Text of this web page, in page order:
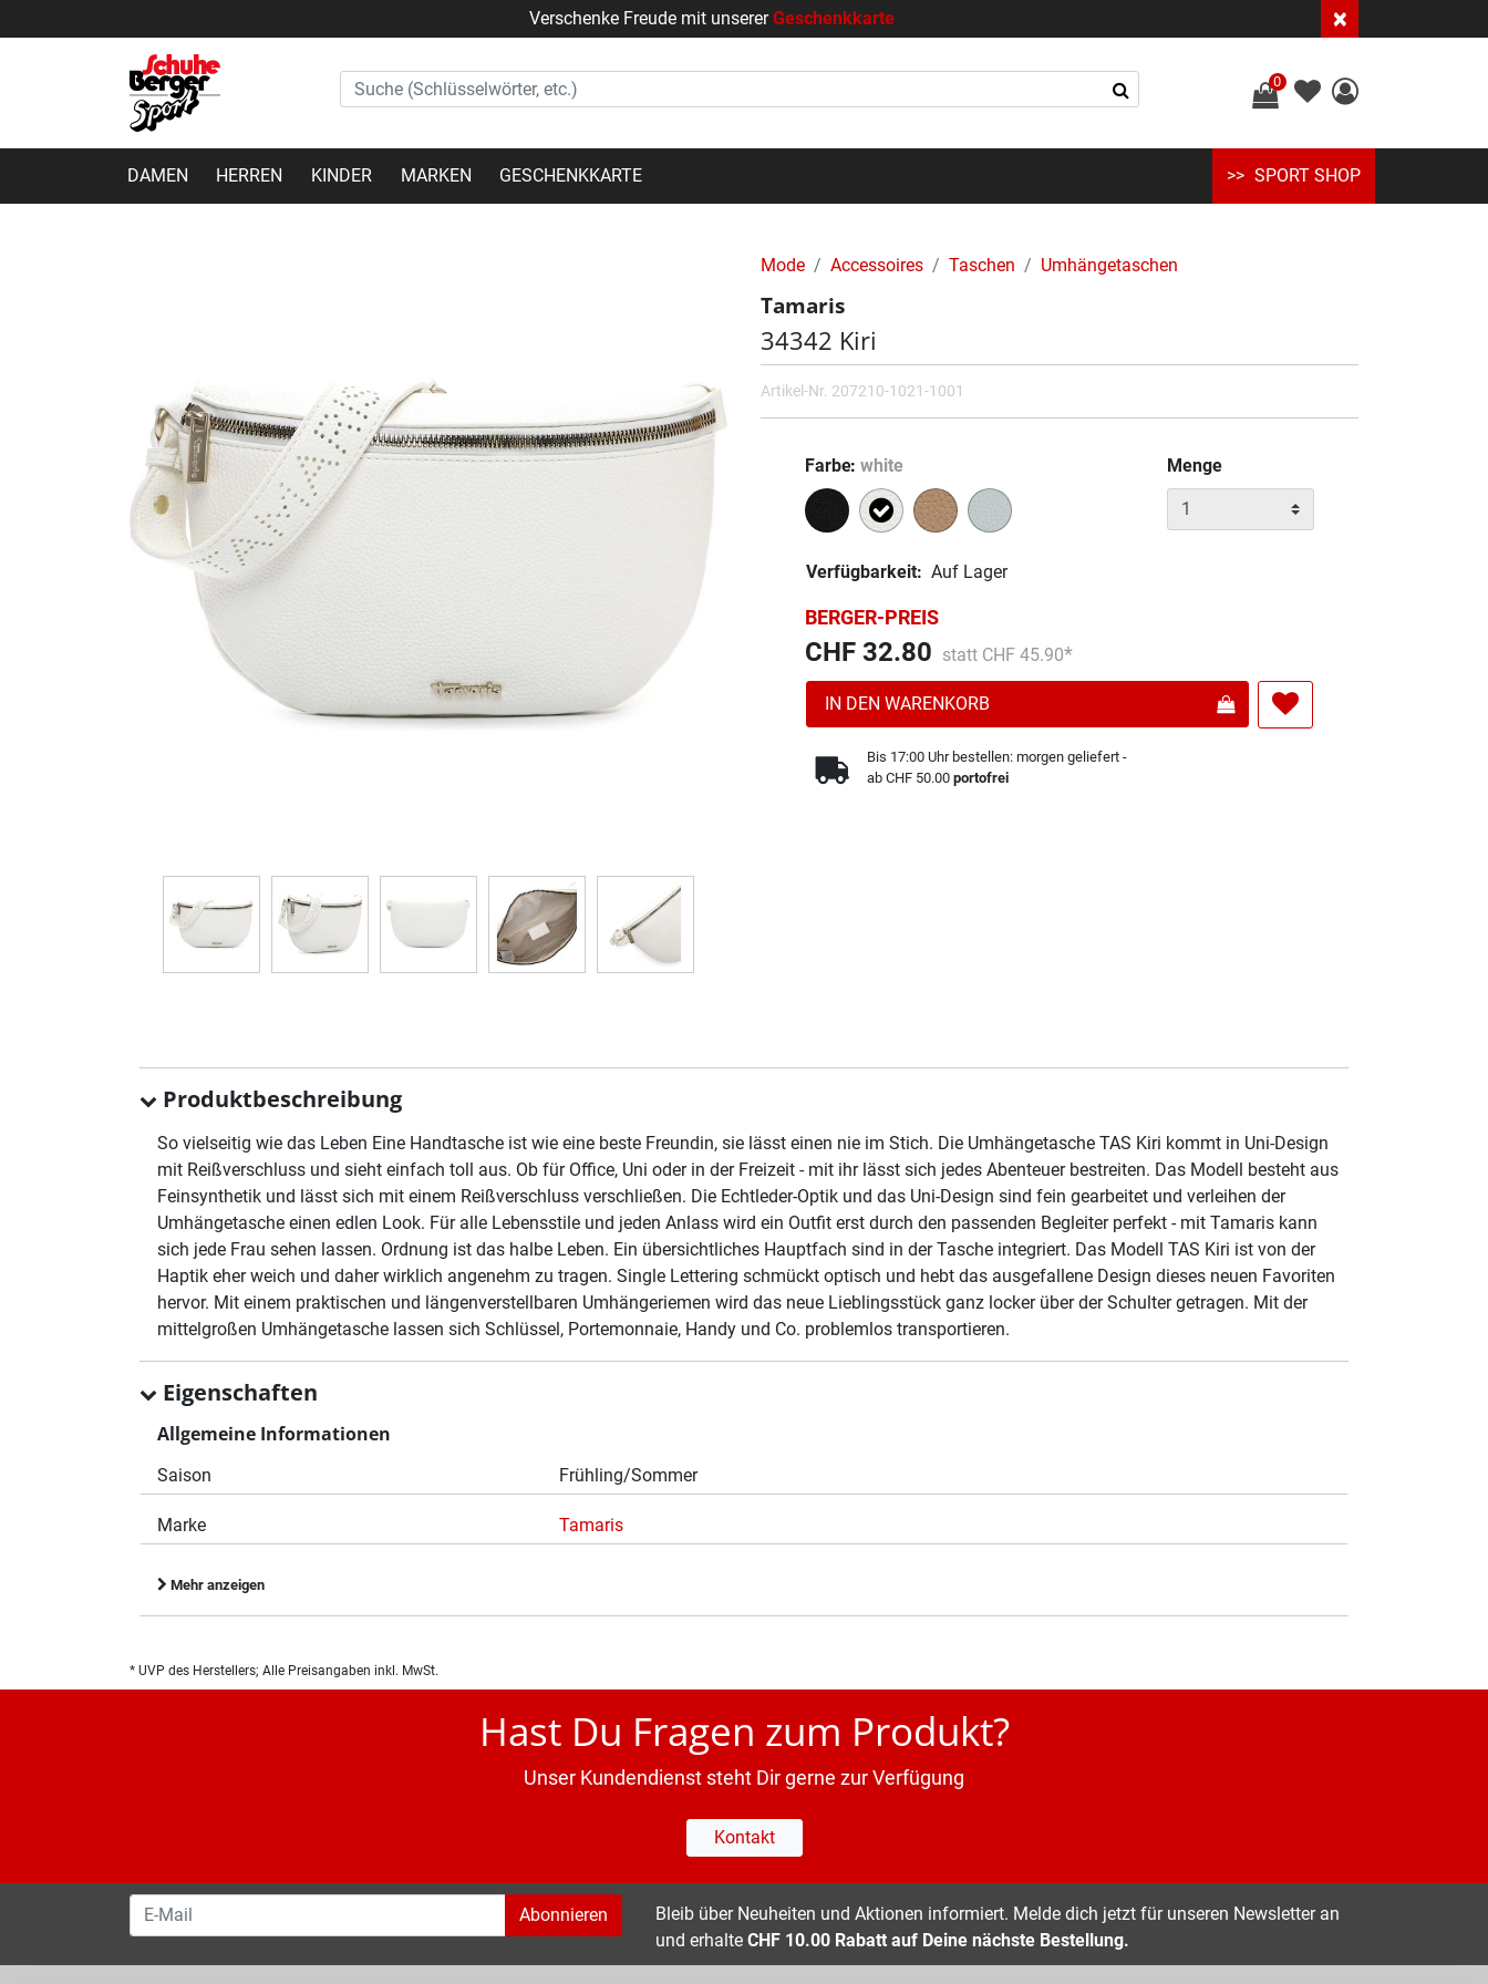
Verschenke Freude mit unsererGeschenkkarte ×
0
DAMEN HERREN KINDER MARKEN GESCHENKKARTE SPORT SHOP
Mode Accessoires Taschen Umhängetaschen
Tamaris
34342 Kiri
Artikel-Nr. 207210-1021-1001
Farbe white Menge
Verfügbarkeit: Auf Lager
BERGER-PREIS
CHF 32.80 Preis reduziert von
statt CHF 45.90
An
IN DEN WARENKORB
Bis 17:00 Uhr bestellen: morgen geliefert -
ab CHF 50.00portofrei
Produktbeschreibung
So vielseitig wie das Leben Eine Handtasche ist wie eine beste Freundin, sie lässt einen nie im Stich. Die Umhängetasche TAS Kiri kommt in Uni-Design
mit Reißverschluss und sieht einfach toll aus. Ob für Office, Uni oder in der Freizeit - mit ihr lässt sich jedes Abenteuer bestreiten. Das Modell besteht aus
Feinsynthetik und lässt sich mit einem Reißverschluss verschließen. Die Echtleder-Optik und das Uni-Design sind fein gearbeitet und verleihen der
Umhängetasche einen edlen Look. Für alle Lebensstile und jeden Anlass wird ein Outfit erst durch den passenden Begleiter perfekt - mit Tamaris kann
sich jede Frau sehen lassen. Ordnung ist das halbe Leben. Ein übersichtliches Hauptfach sind in der Tasche integriert. Das Modell TAS Kiri ist von der
Haptik eher weich und daher wirklich angenehm zu tragen. Single Lettering schmückt optisch und hebt das ausgefallene Design dieses neuen Favoriten
hervor. Mit einem praktischen und längenverstellbaren Umhängeriemen wird das neue Lieblingsstück ganz locker über der Schulter getragen. Mit der
mittelgroßen Umhängetasche lassen sich Schlüssel, Portemonnaie, Handy und Co. problemlos transportieren.
Eigenschaften
Allgemeine Informationen
Saison Frühling/Sommer
Marke Tamaris
Mehr anzeigen
* UVP des Herstellers; Alle Preisangaben inkl. MwSt.
Hast Du Fragen zum Produkt?
Unser Kundendienst steht Dir gerne zur Verfügung
Kontakt
Abonnieren
Bleib über Neuheiten und Aktionen informiert. Melde dich jetzt für unseren Newsletter an
und erhalte CHF 10.00 Rabatt auf Deine nächste Bestellung.